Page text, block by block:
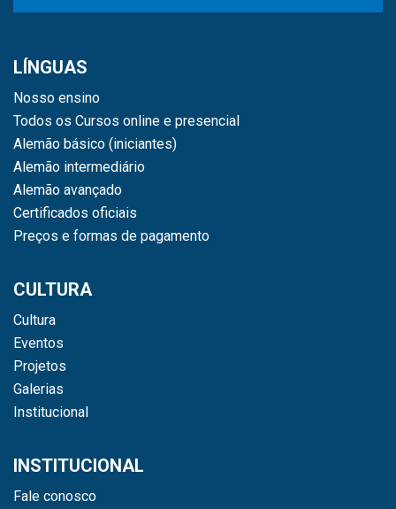
LÍNGUAS
Nosso ensino
Todos os Cursos online e presencial
Alemão básico (iniciantes)
Alemão intermediário
Alemão avançado
Certificados oficiais
Preços e formas de pagamento
CULTURA
Cultura
Eventos
Projetos
Galerias
Institucional
INSTITUCIONAL
Fale conosco